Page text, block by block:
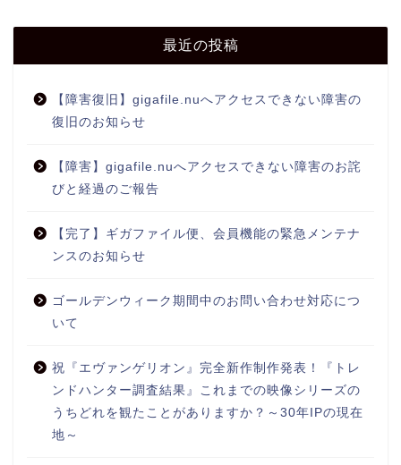
最近の投稿
【障害復旧】gigafile.nuへアクセスできない障害の
復旧のお知らせ
【障害】gigafile.nuへアクセスできない障害のお詫
びと経過のご報告
【完了】ギガファイル便、会員機能の緊急メンテナ
ンスのお知らせ
ゴールデンウィーク期間中のお問い合わせ対応につ
いて
祝『エヴァンゲリオン』完全新作制作発表！『トレ
ンドハンター調査結果』これまでの映像シリーズの
うちどれを観たことがありますか？～30年IPの現在
地～